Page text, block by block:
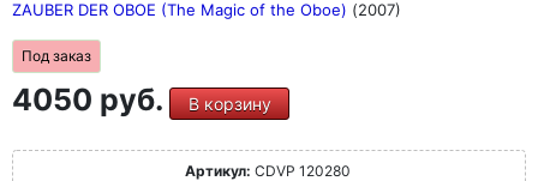
ZAUBER DER OBOE (The Magic of the Oboe) (2007)
Под заказ
4050 руб. В корзину
Артикул: CDVP 120280